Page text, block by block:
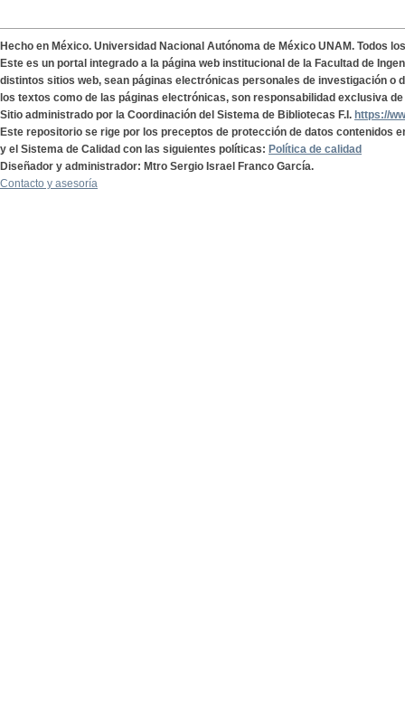
Hecho en México. Universidad Nacional Autónoma de México UNAM. Todos
Este es un portal integrado a la página web institucional de la Facultad de
distintos sitios web, sean páginas electrónicas personales de investigación o
los textos como de las páginas electrónicas, son responsabilidad exclusiva
Sitio administrado por la Coordinación del Sistema de Bibliotecas F.I. https://
Este repositorio se rige por los preceptos de protección de datos contenidos
y el Sistema de Calidad con las siguientes políticas: Política de calidad
Diseñador y administrador: Mtro Sergio Israel Franco García.
Contacto y asesoría